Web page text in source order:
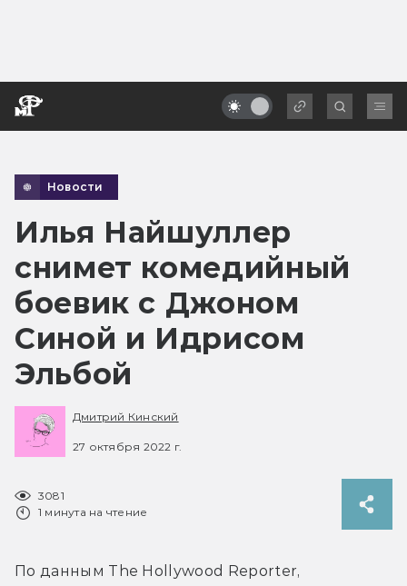
Новости
Илья Найшуллер
снимет комедийный
боевик с Джоном
Синой и Идрисом
Эльбой
Дмитрий Кинский
27 октября 2022 г.
3081
1 минута на чтение
По данным The Hollywood Reporter,